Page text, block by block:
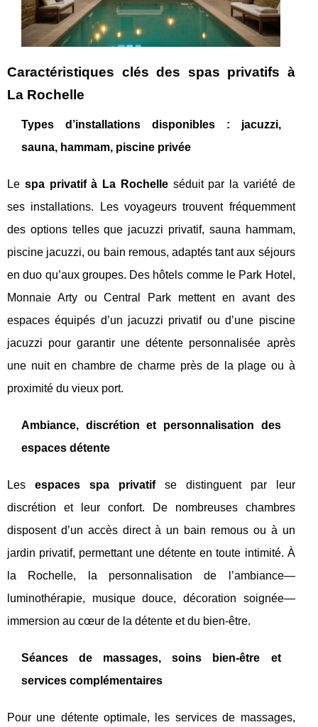
Caractéristiques clés des spas privatifs à
La Rochelle
Types d’installations disponibles : jacuzzi,
sauna, hammam, piscine privée
Le spa privatif à La Rochelleséduit par la variété de
ses installations. Les voyageurs trouvent fréquemment
des options telles que jacuzzi privatif, sauna hammam,
piscine jacuzzi, ou bain remous, adaptés tant aux séjours
en duo qu’aux groupes. Des hôtels comme le Park Hotel,
Monnaie Arty ou Central Park mettent en avant des
espaces équipés d’un jacuzzi privatif ou d’une piscine
jacuzzi pour garantir une détente personnalisée après
une nuit en chambre de charme près de la plage ou à
proximité du vieux port.
Ambiance, discrétion et personnalisation des
espaces détente
Les espaces spa privatifse distinguent par leur
discrétion et leur confort. De nombreuses chambres
disposent d’un accès direct à un bain remous ou à un
jardin privatif, permettant une détente en toute intimité. À
la Rochelle, la personnalisation de l’ambiance—
luminothérapie, musique douce, décoration soignée—
immersion au cœur de la détente et du bien-être.
Séances de massages, soins bien-être et
services complémentaires
Pour une détente optimale, les services de massages,